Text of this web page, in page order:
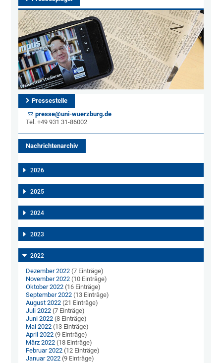
Pressestelle
presse@uni-wuerzburg.de
Tel. +49 931 31-86002
Nachrichtenarchiv
2026
2025
2024
2023
2022
Dezember 2022 (7 Einträge)
November 2022 (10 Einträge)
Oktober 2022 (16 Einträge)
September 2022 (13 Einträge)
August 2022 (21 Einträge)
Juli 2022 (7 Einträge)
Juni 2022 (8 Einträge)
Mai 2022 (13 Einträge)
April 2022 (9 Einträge)
März 2022 (18 Einträge)
Februar 2022 (12 Einträge)
Januar 2022 (9 Einträge)